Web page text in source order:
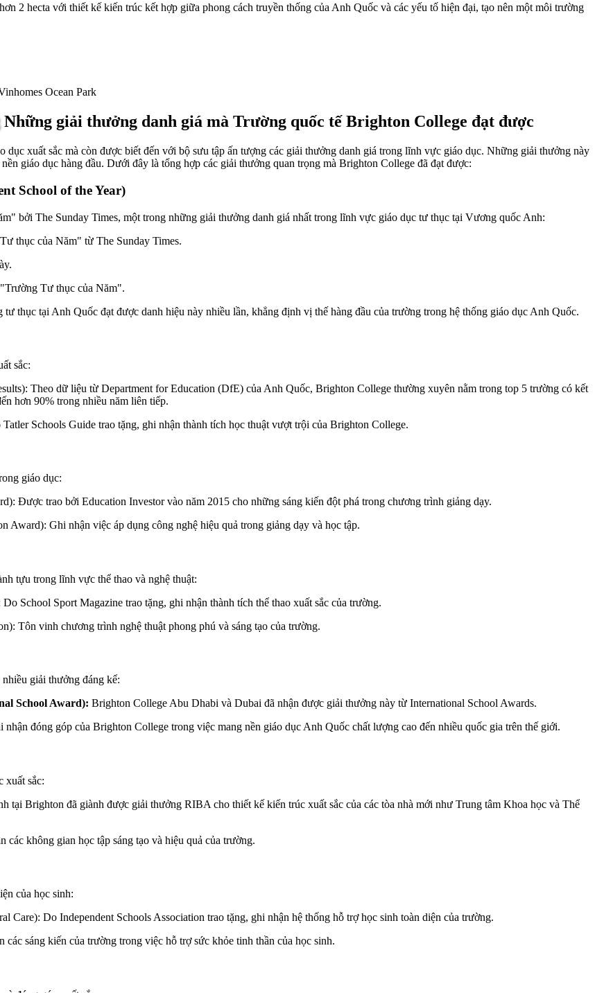
2 hecta với thiết kế kiến trúc kết hợp giữa phong cách truyền thống của Anh Quốc và các yếu tố hiện đại, tạo nên một môi trường
Ocean Park
Những giải thưởng danh giá mà Trường quốc tế Brighton College đạt được
xuất sắc mà còn được biết đến với bộ sưu tập ấn tượng các giải thưởng danh giá trong lĩnh vực giáo dục. Những giải thưởng này
giáo dục hàng đầu. Dưới đây là tổng hợp các giải thưởng quan trọng mà Brighton College đã đạt được:
School of the Year)
bởi The Sunday Times, một trong những giải thưởng danh giá nhất trong lĩnh vực giáo dục tư thục tại Vương quốc Anh:
thục của Năm" từ The Sunday Times.
Tư thục của Năm".
thục tại Anh Quốc đạt được danh hiệu này nhiều lần, khẳng định vị thế hàng đầu của trường trong hệ thống giáo dục Anh Quốc.
sắc:
Theo dữ liệu từ Department for Education (DfE) của Anh Quốc, Brighton College thường xuyên nằm trong top 5 trường có kết
hơn 90% trong nhiều năm liên tiếp.
Schools Guide trao tặng, ghi nhận thành tích học thuật vượt trội của Brighton College.
giáo dục:
Được trao bởi Education Investor vào năm 2015 cho những sáng kiến đột phá trong chương trình giảng dạy.
Ghi nhận việc áp dụng công nghệ hiệu quả trong giảng dạy và học tập.
tựu trong lĩnh vực thể thao và nghệ thuật:
School Sport Magazine trao tặng, ghi nhận thành tích thể thao xuất sắc của trường.
Tôn vinh chương trình nghệ thuật phong phú và sáng tạo của trường.
giải thưởng đáng kể:
School Award): Brighton College Abu Dhabi và Dubai đã nhận được giải thưởng này từ International School Awards.
nhận đóng góp của Brighton College trong việc mang nền giáo dục Anh Quốc chất lượng cao đến nhiều quốc gia trên thế giới.
xuất sắc:
Brighton đã giành được giải thưởng RIBA cho thiết kế kiến trúc xuất sắc của các tòa nhà mới như Trung tâm Khoa học và Thể
không gian học tập sáng tạo và hiệu quả của trường.
của học sinh:
Care): Do Independent Schools Association trao tặng, ghi nhận hệ thống hỗ trợ học sinh toàn diện của trường.
sáng kiến của trường trong việc hỗ trợ sức khỏe tinh thần của học sinh.